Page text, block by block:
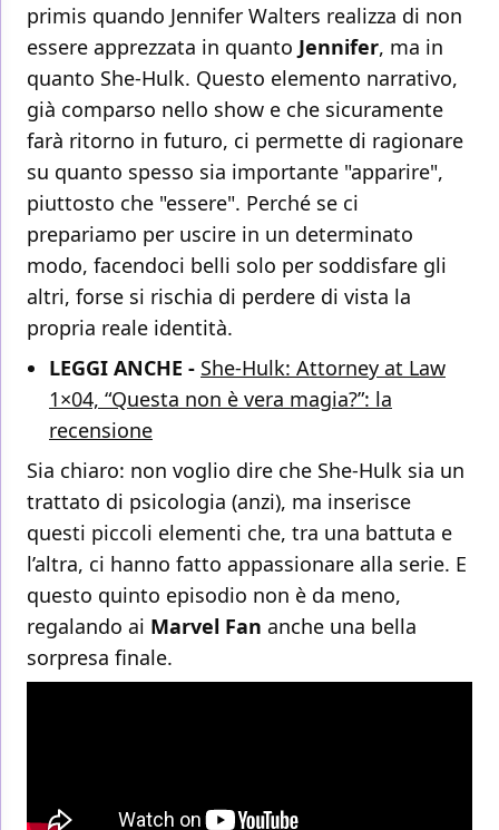
primis quando Jennifer Walters realizza di non
essere apprezzata in quanto Jennifer, ma in
quanto She-Hulk. Questo elemento narrativo,
già comparso nello show e che sicuramente
farà ritorno in futuro, ci permette di ragionare
su quanto spesso sia importante "apparire",
piuttosto che "essere". Perché se ci
prepariamo per uscire in un determinato
modo, facendoci belli solo per soddisfare gli
altri, forse si rischia di perdere di vista la
propria reale identità.
LEGGI ANCHE - She-Hulk: Attorney at Law
1×04, “Questa non è vera magia?”: la
recensione
Sia chiaro: non voglio dire che She-Hulk sia un
trattato di psicologia (anzi), ma inserisce
questi piccoli elementi che, tra una battuta e
l’altra, ci hanno fatto appassionare alla serie. E
questo quinto episodio non è da meno,
regalando ai Marvel Fan anche una bella
sorpresa finale.